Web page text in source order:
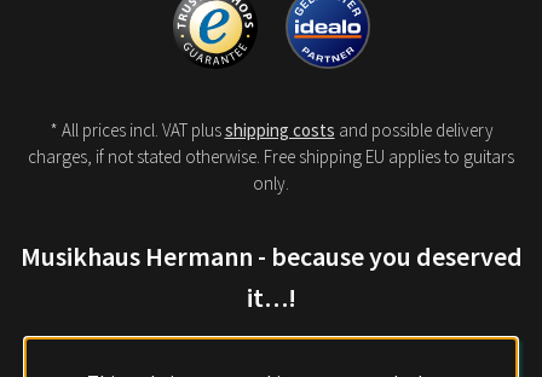
* All prices incl. VAT plusshipping costs and possible delivery
charges, if not stated otherwise. Free shipping EU applies to guitars
only.
Musikhaus Hermann - because you deserved
it…!